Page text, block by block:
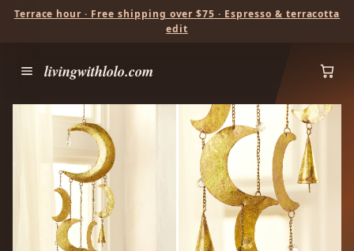
Terrace hour · Free shipping over $75 · Espresso & terracotta
edit
livingwithlolo.com